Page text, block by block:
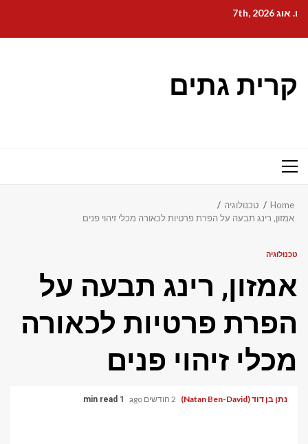
content
ו. אוג 7th, 2026
קרית גתים
Primary
Home
טכנולוגיה
אמזון, רינג תבעה על הפרת פרטיות לכאורה מכלי זיהוי פנים
טכנולוגיה
אמזון, רינג תבעה על
הפרת פרטיות לכאורה
מכלי זיהוי פנים
נתן בן דוד (Natan Ben-David) 2 חודשים ago 1 min read